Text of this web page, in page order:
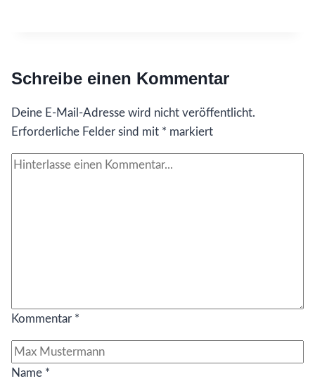
Schreibe einen Kommentar
Deine E-Mail-Adresse wird nicht veröffentlicht.
Erforderliche Felder sind mit * markiert
Kommentar *
Name *